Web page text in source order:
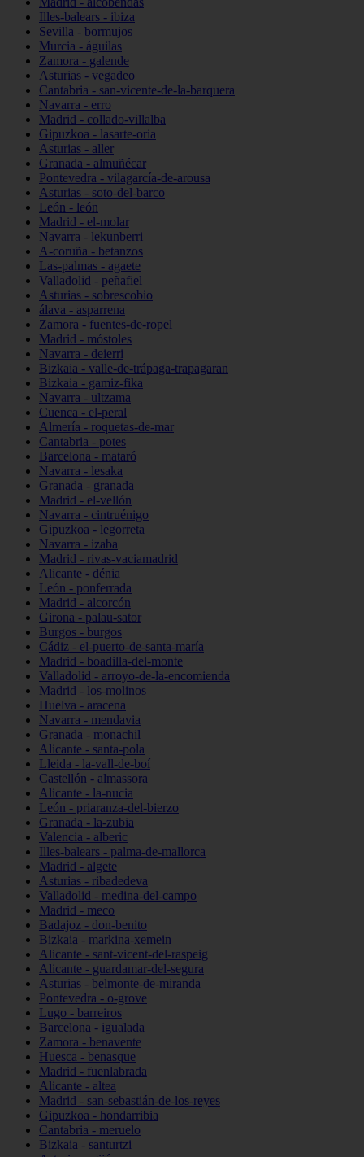
Illes-balears - ibiza
Sevilla - bormujos
Murcia - águilas
Zamora - galende
Asturias - vegadeo
Cantabria - san-vicente-de-la-barquera
Navarra - erro
Madrid - collado-villalba
Gipuzkoa - lasarte-oria
Asturias - aller
Granada - almuñécar
Pontevedra - vilagarcía-de-arousa
Asturias - soto-del-barco
León - león
Madrid - el-molar
Navarra - lekunberri
A-coruña - betanzos
Las-palmas - agaete
Valladolid - peñafiel
Asturias - sobrescobio
álava - asparrena
Zamora - fuentes-de-ropel
Madrid - móstoles
Navarra - deierri
Bizkaia - valle-de-trápaga-trapagaran
Bizkaia - gamiz-fika
Navarra - ultzama
Cuenca - el-peral
Almería - roquetas-de-mar
Cantabria - potes
Barcelona - mataró
Navarra - lesaka
Granada - granada
Madrid - el-vellón
Navarra - cintruénigo
Gipuzkoa - legorreta
Navarra - izaba
Madrid - rivas-vaciamadrid
Alicante - dénia
León - ponferrada
Madrid - alcorcón
Girona - palau-sator
Burgos - burgos
Cádiz - el-puerto-de-santa-maría
Madrid - boadilla-del-monte
Valladolid - arroyo-de-la-encomienda
Madrid - los-molinos
Huelva - aracena
Navarra - mendavia
Granada - monachil
Alicante - santa-pola
Lleida - la-vall-de-boí
Castellón - almassora
Alicante - la-nucia
León - priaranza-del-bierzo
Granada - la-zubia
Valencia - alberic
Illes-balears - palma-de-mallorca
Madrid - algete
Asturias - ribadedeva
Valladolid - medina-del-campo
Madrid - meco
Badajoz - don-benito
Bizkaia - markina-xemein
Alicante - sant-vicent-del-raspeig
Alicante - guardamar-del-segura
Asturias - belmonte-de-miranda
Pontevedra - o-grove
Lugo - barreiros
Barcelona - igualada
Zamora - benavente
Huesca - benasque
Madrid - fuenlabrada
Alicante - altea
Madrid - san-sebastián-de-los-reyes
Gipuzkoa - hondarribia
Cantabria - meruelo
Bizkaia - santurtzi